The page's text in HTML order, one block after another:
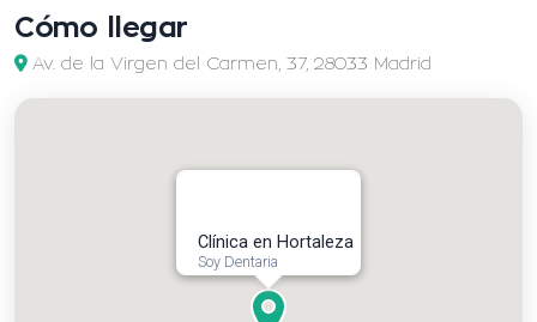
Cómo llegar
Av. de la Virgen del Carmen, 37, 28033 Madrid
Clínica en Hortaleza
Soy Dentaria